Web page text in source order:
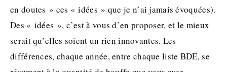
en doutes » ces « idées » que je n’ai jamais évoquées).
Des « idées », c’est à vous d’en proposer, et le mieux
serait qu’elles soient un rien innovantes. Les
différences, chaque année, entre chaque liste BDE, se